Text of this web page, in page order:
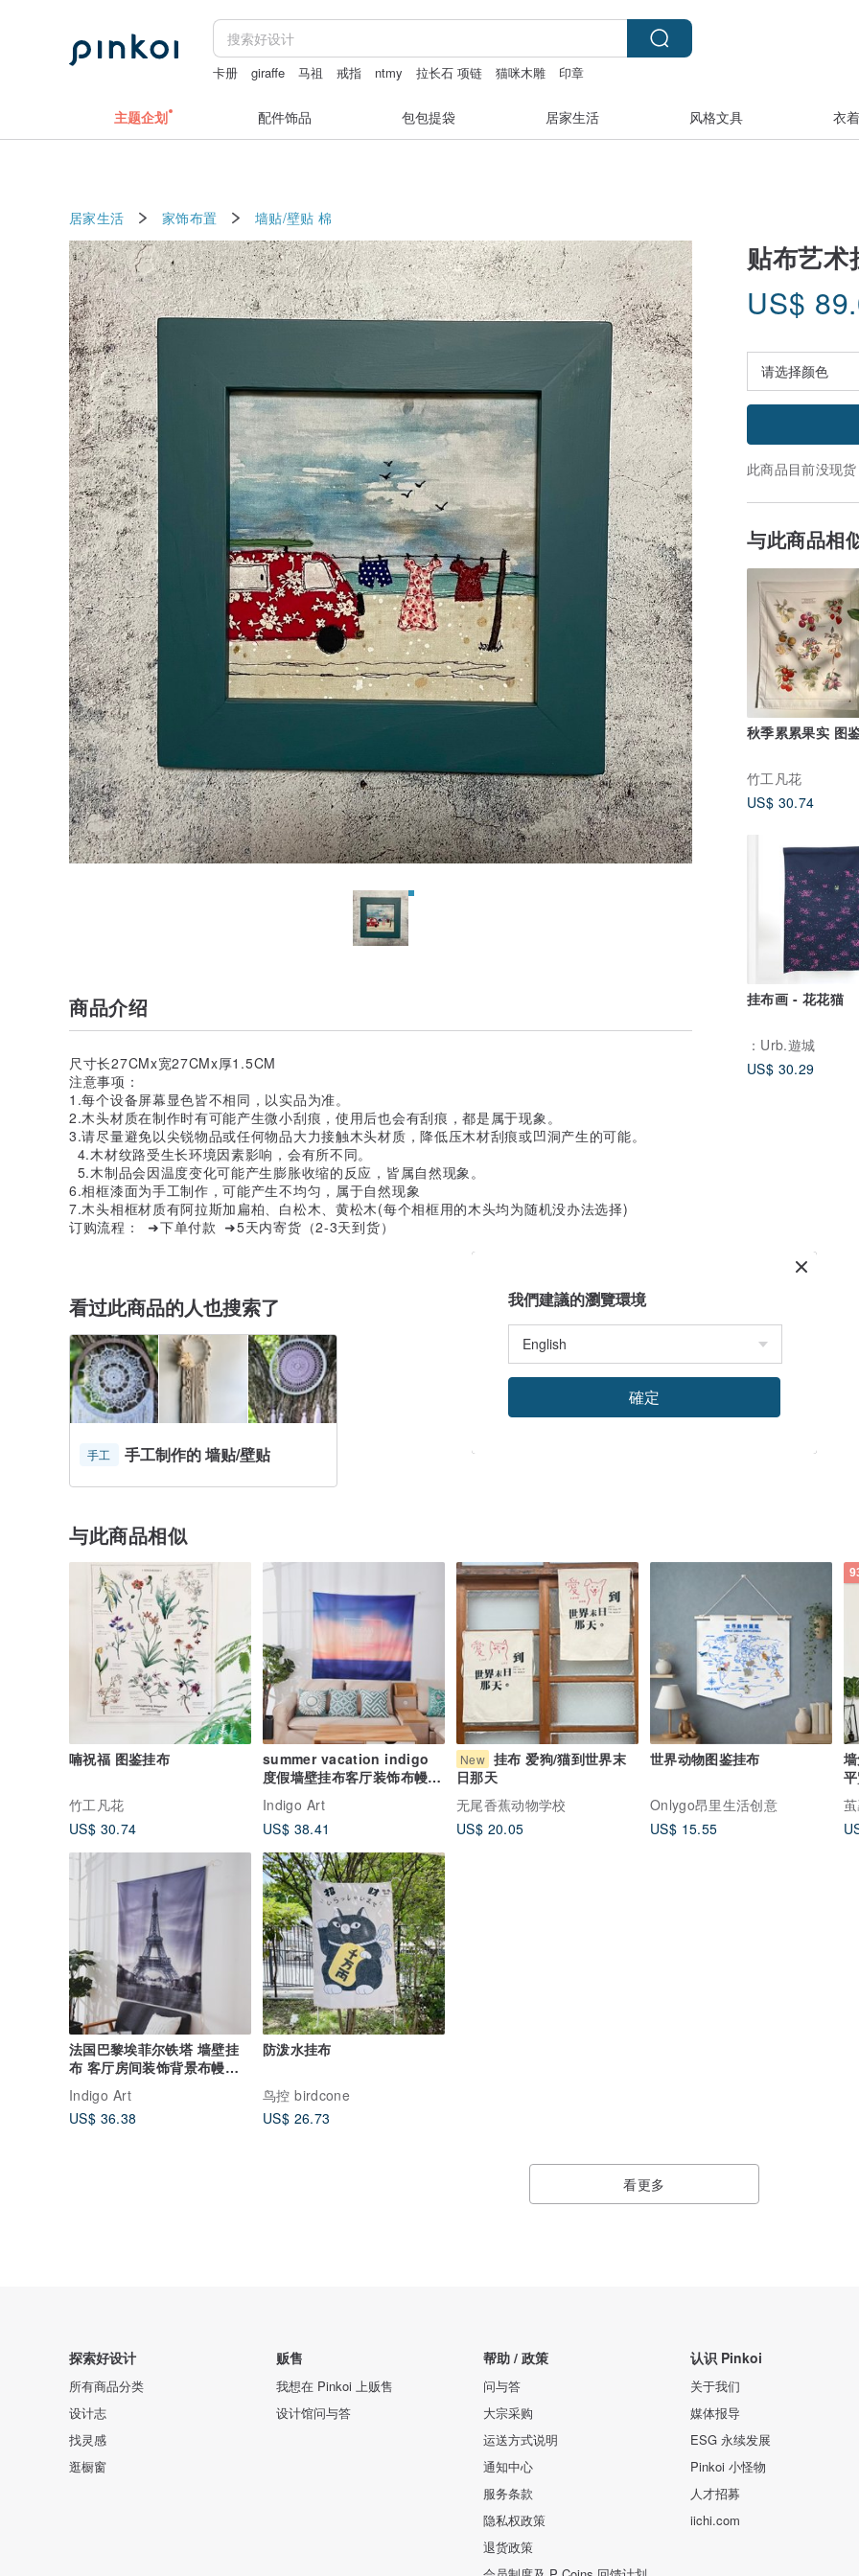
卡册 giraffe 马祖 戒指 ntmy 拉长石 项链 猫咪木雕 印章
主题企划 配件饰品 包包提袋 居家生活 风格文具 衣
居家生活 家饰布置 墙贴/壁贴 棉
贴布艺术
US$
此商品目前没现
与此商品相
秋季累累果实 图
竹工凡花
US$ 30.74
挂布画 - 花花猫
：Urb.遊城
US$ 30.29
商品介绍
尺寸长27CMx宽27CMx厚1.5CM
注意事项：
1.每个设备屏幕显色皆不相同，以实品为准。
2.木头材质在制作时有可能产生微小刮痕，使用后也会有刮痕，都是属于现象。
3.请尽量避免以尖锐物品或任何物品大力接触木头材质，降低压木材刮痕或凹洞产生的可能。
4.木材纹路受生长环境因素影响，会有所不同。
5.木制品会因温度变化可能产生膨胀收缩的反应，皆属自然现象。
6.相框漆面为手工制作，可能产生不均匀，属于自然现象
7.木头相框材质有阿拉斯加扁柏、白松木、黄松木(每个相框用的木头均为随机没办法选择)
订购流程： ➜下单付款 ➜5天内寄货（2-3天到货）
看过此商品的人也搜索了
手工 手工制作的 墙贴/壁贴
与此商品相似
喃祝福 图鉴挂布
竹工凡花
US$ 30.74
summer vacation indigo
度假墙壁挂布客厅装饰布幔挂
Indigo Art
US$ 38.41
New 挂布 爱狗/猫到世界末
日那天
无尾香蕉动物学校
US$ 20.05
世界动物图鉴挂布
Onlygo昂里生活创意
US$ 15.55
法国巴黎埃菲尔铁塔 墙壁挂
布 客厅房间装饰背景布幔挂
Indigo Art
US$ 36.38
防泼水挂布
鸟控 birdcone
US$ 26.73
看更多
探索好设计
所有商品分类
设计志
找灵感
逛橱窗
贩售
我想在 Pinkoi 上贩售
设计馆问与答
帮助 / 政策
问与答
大宗采购
运送方式说明
通知中心
服务条款
隐私权政策
退货政策
认识 Pinkoi
关于我们
媒体报导
ESG 永续发展
Pinkoi 小怪物
人才招募
iichi.com
我們建議的瀏覽環境
確定